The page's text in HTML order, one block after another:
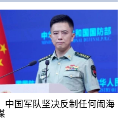
中国军队坚决反制任何闹海